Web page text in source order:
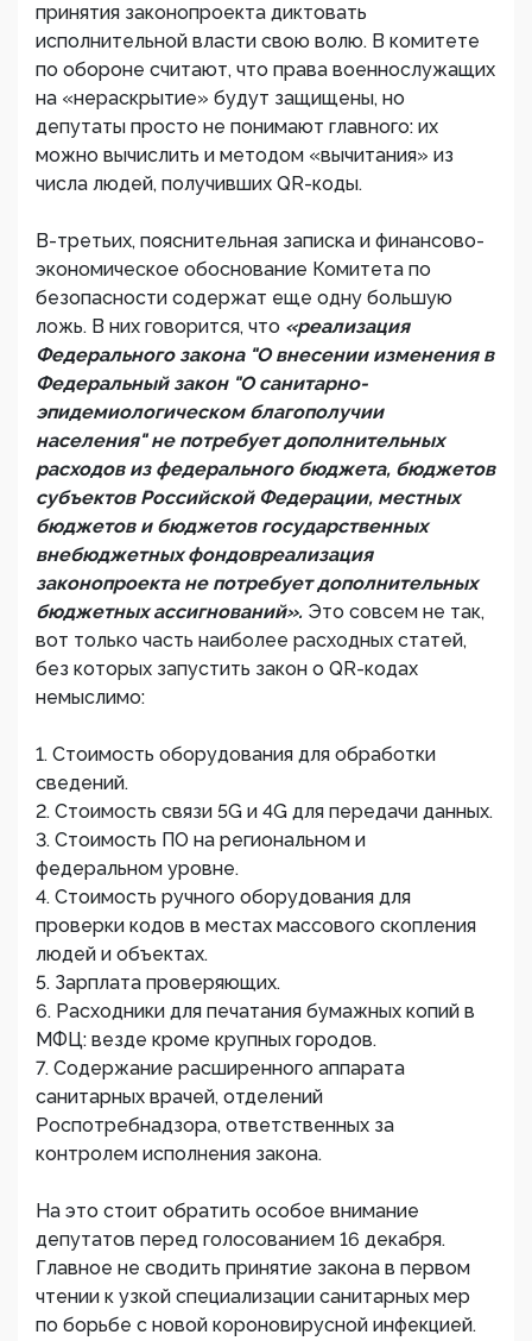
принятия законопроекта диктовать
исполнительной власти свою волю. В комитете
по обороне считают, что права военнослужащих
на «нераскрытие» будут защищены, но
депутаты просто не понимают главного: их
можно вычислить и методом «вычитания» из
числа людей, получивших QR-коды.
В-третьих, пояснительная записка и финансово-
экономическое обоснование Комитета по
безопасности содержат еще одну большую
ложь. В них говорится, что «реализация
Федерального закона "О внесении изменения в
Федеральный закон "О санитарно-
эпидемиологическом благополучии
населения" не потребует дополнительных
расходов из федерального бюджета, бюджетов
субъектов Российской Федерации, местных
бюджетов и бюджетов государственных
внебюджетных фондовреализация
законопроекта не потребует дополнительных
бюджетных ассигнований». Это совсем не так,
вот только часть наиболее расходных статей,
без которых запустить закон о QR-кодах
немыслимо:
1. Стоимость оборудования для обработки
сведений.
2. Стоимость связи 5G и 4G для передачи данных.
3. Стоимость ПО на региональном и
федеральном уровне.
4. Стоимость ручного оборудования для
проверки кодов в местах массового скопления
людей и объектах.
5. Зарплата проверяющих.
6. Расходники для печатания бумажных копий в
МФЦ: везде кроме крупных городов.
7. Содержание расширенного аппарата
санитарных врачей, отделений
Роспотребнадзора, ответственных за
контролем исполнения закона.
На это стоит обратить особое внимание
депутатов перед голосованием 16 декабря.
Главное не сводить принятие закона в первом
чтении к узкой специализации санитарных мер
по борьбе с новой короновирусной инфекцией.